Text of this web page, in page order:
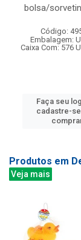
bolsa/
Código:
Embalagem:
Caixa Com: 576
Faça seu
cadastre-
Produtos em
Veja mais